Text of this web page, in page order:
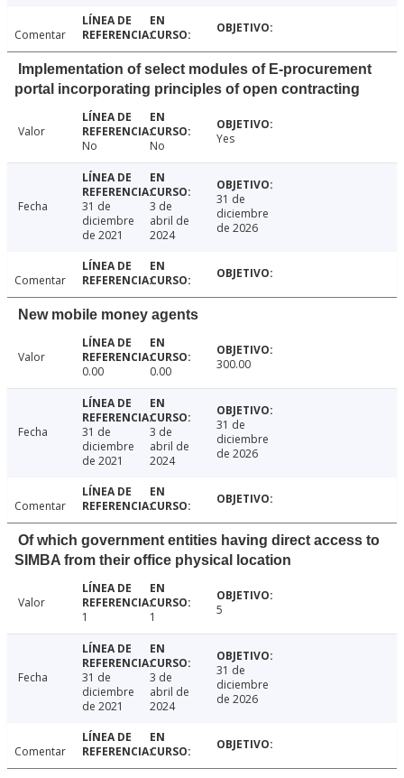
Comentar
Implementation of select modules of E-procurement
portal incorporating principles of open contracting
Valor
No
No Yes
Fecha
31 de
diciembre
de 2021
3 de
abril de
2024
31 de
diciembre
de 2026
Comentar
New mobile money agents
Valor
0.00
0.00 300.00
Fecha
31 de
diciembre
de 2021
3 de
abril de
2024
31 de
diciembre
de 2026
Comentar
Of which government entities having direct access to
SIMBA from their office physical location
Valor
1
1 5
Fecha
31 de
diciembre
de 2021
3 de
abril de
2024
31 de
diciembre
de 2026
Comentar